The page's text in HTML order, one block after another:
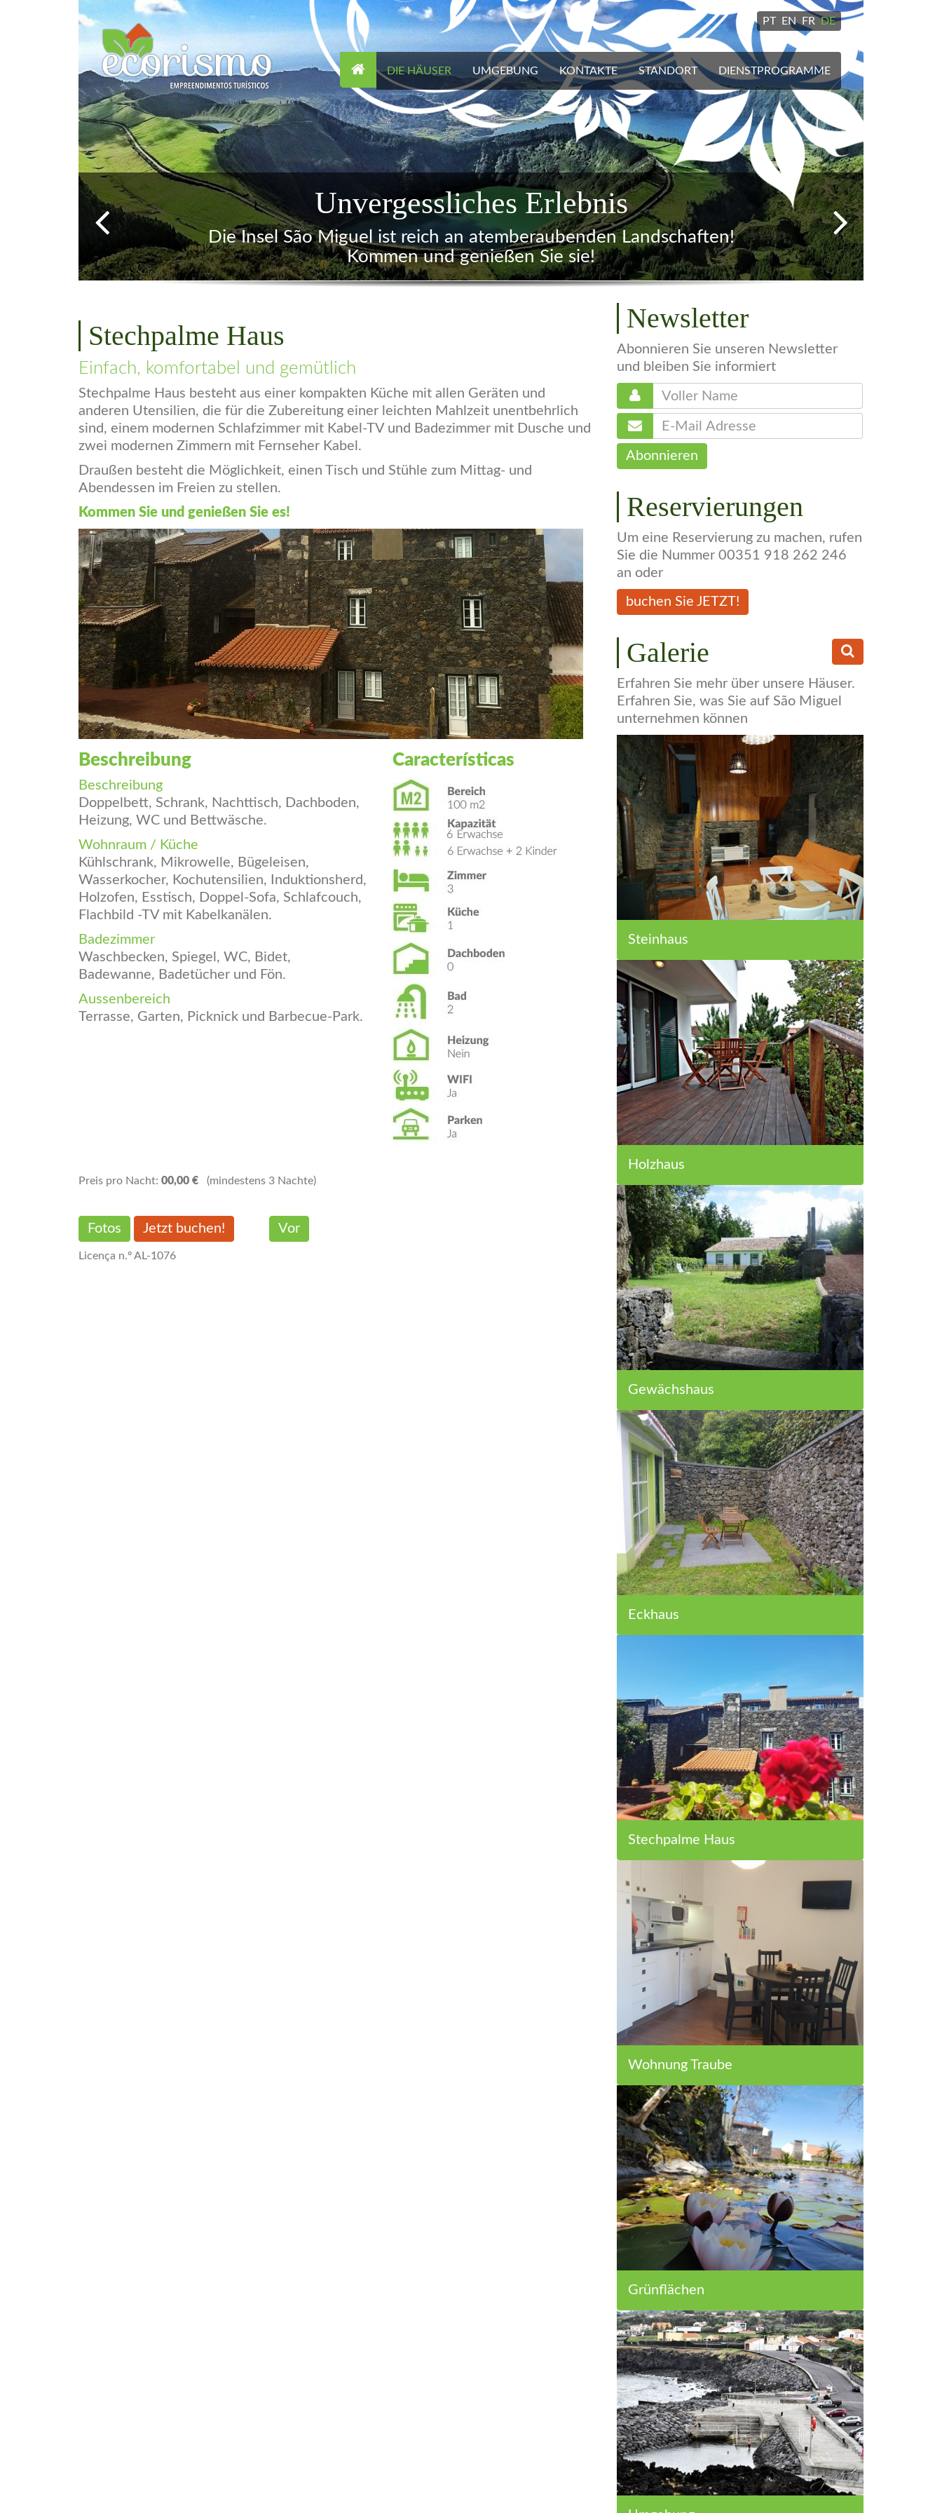
PT EN FR DE
DIE HÄUSER UMGEBUNG KONTAKTE STANDORT DIENSTPROGRAMME
Einfach, komfortabel und gemütlich
Holzhaus
Stechpalme Haus
Einfach, komfortabel und gemütlich
Stechpalme Haus besteht aus einer kompakten Küche mit allen Geräten und
anderen Utensilien, die für die Zubereitung einer leichten Mahlzeit unentbehrlich
sind, einem modernen Schlafzimmer mit Kabel-TV und Badezimmer mit Dusche und
zwei modernen Zimmern mit Fernseher Kabel.
Draußen besteht die Möglichkeit, einen Tisch und Stühle zum Mittag- und
Abendessen im Freien zu stellen.
Kommen Sie und genießen Sie es!
Beschreibung
Beschreibung
Doppelbett, Schrank, Nachttisch, Dachboden,
Heizung, WC und Bettwäsche.
Wohnraum / Küche
Kühlschrank, Mikrowelle, Bügeleisen,
Wasserkocher, Kochutensilien, Induktionsherd,
Holzofen, Esstisch, Doppel-Sofa, Schlafcouch,
Flachbild -TV mit Kabelkanälen.
Badezimmer
Waschbecken, Spiegel, WC, Bidet,
Badewanne, Badetücher und Fön.
Aussenbereich
Terrasse, Garten, Picknick und Barbecue-Park.
Características
Preis pro Nacht: 00,00 € (mindestens 3 Nachte)
Fotos Jetzt buchen! Vor
Licença n.º AL-1076
Newsletter
Abonnieren Sie unseren Newsletter
und bleiben Sie informiert
Abonnieren
Reservierungen
Um eine Reservierung zu machen, rufen
Sie die Nummer 00351 918 262 246
an oder
buchen Sie JETZT!
Galerie
Erfahren Sie mehr über unsere Häuser.
Erfahren Sie, was Sie auf São Miguel
unternehmen können
Steinhaus
Holzhaus
Gewächshaus
Eckhaus
Stechpalme Haus
Wohnung Traube
Grünflächen